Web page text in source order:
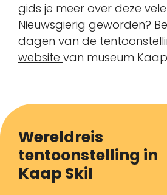
Wereldreis
tentoonstelling in
Kaap Skil
gids je meer over deze
Nieuwsgierig geworden?
dagen van de
website van museum Kaap